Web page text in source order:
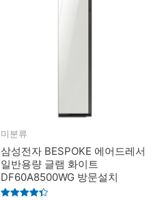
미분류
삼성전자 BESPOKE 에어드레서
일반용량 글램 화이트
DF60A8500WG 방문설치